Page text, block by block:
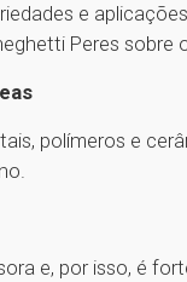
e
Peres sobre
polímeros e
e, por isso, é